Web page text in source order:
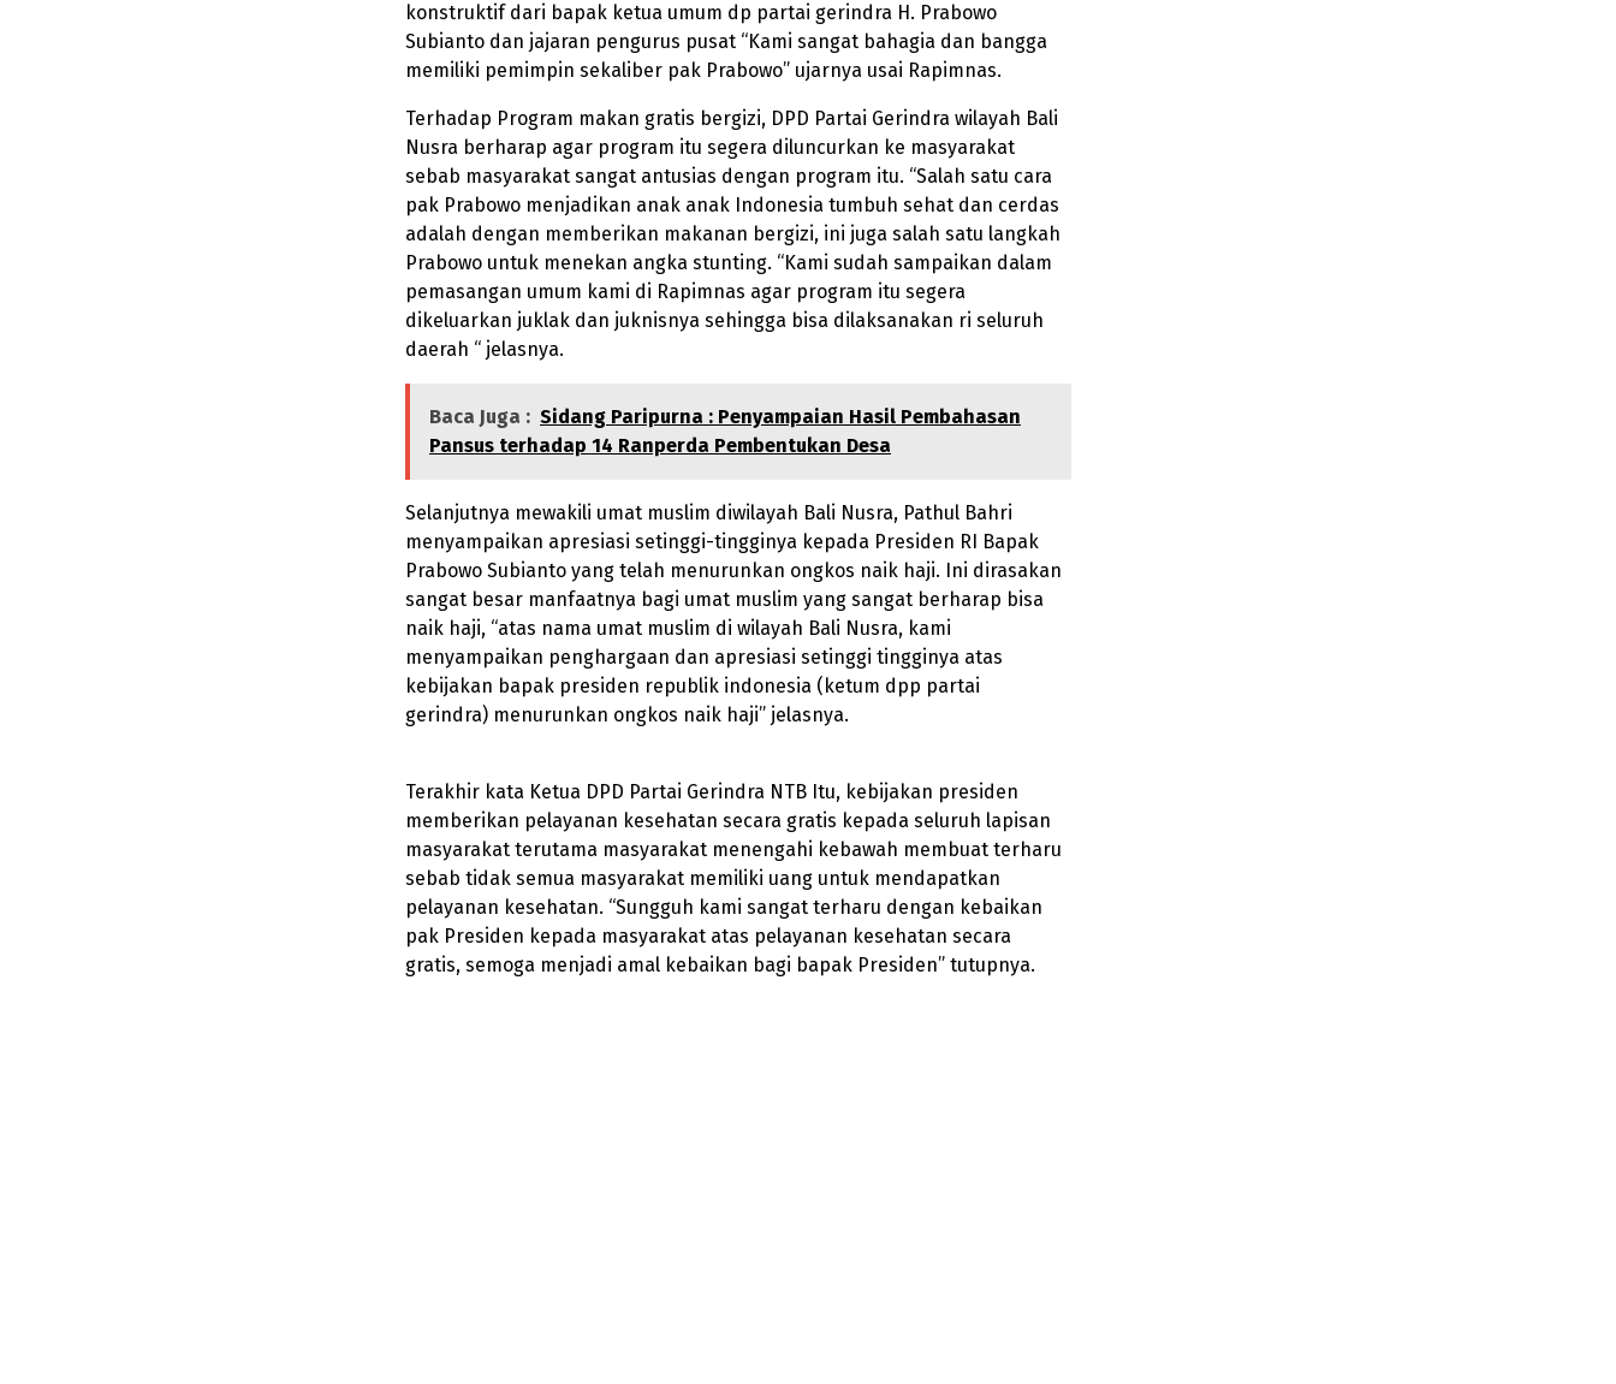
konstruktif dari bapak ketua umum dp partai gerindra H. Prabowo
Subianto dan jajaran pengurus pusat “Kami sangat bahagia dan bangga
memiliki pemimpin sekaliber pak Prabowo” ujarnya usai Rapimnas.
Terhadap Program makan gratis bergizi, DPD Partai Gerindra wilayah Bali
Nusra berharap agar program itu segera diluncurkan ke masyarakat
sebab masyarakat sangat antusias dengan program itu. “Salah satu cara
pak Prabowo menjadikan anak anak Indonesia tumbuh sehat dan cerdas
adalah dengan memberikan makanan bergizi, ini juga salah satu langkah
Prabowo untuk menekan angka stunting. “Kami sudah sampaikan dalam
pemasangan umum kami di Rapimnas agar program itu segera
dikeluarkan juklak dan juknisnya sehingga bisa dilaksanakan ri seluruh
daerah “ jelasnya.
Baca Juga : Sidang Paripurna : Penyampaian Hasil Pembahasan
Pansus terhadap 14 Ranperda Pembentukan Desa
Selanjutnya mewakili umat muslim diwilayah Bali Nusra, Pathul Bahri
menyampaikan apresiasi setinggi-tingginya kepada Presiden RI Bapak
Prabowo Subianto yang telah menurunkan ongkos naik haji. Ini dirasakan
sangat besar manfaatnya bagi umat muslim yang sangat berharap bisa
naik haji, “atas nama umat muslim di wilayah Bali Nusra, kami
menyampaikan penghargaan dan apresiasi setinggi tingginya atas
kebijakan bapak presiden republik indonesia (ketum dpp partai
gerindra) menurunkan ongkos naik haji” jelasnya.
Terakhir kata Ketua DPD Partai Gerindra NTB Itu, kebijakan presiden
memberikan pelayanan kesehatan secara gratis kepada seluruh lapisan
masyarakat terutama masyarakat menengahi kebawah membuat terharu
sebab tidak semua masyarakat memiliki uang untuk mendapatkan
pelayanan kesehatan. “Sungguh kami sangat terharu dengan kebaikan
pak Presiden kepada masyarakat atas pelayanan kesehatan secara
gratis, semoga menjadi amal kebaikan bagi bapak Presiden” tutupnya.